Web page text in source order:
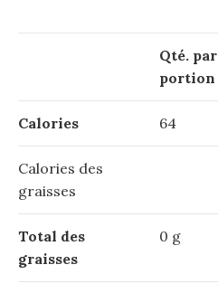
Qté. par
portion
Calories 64
Calories des
graisses
Total des
graisses
0 g